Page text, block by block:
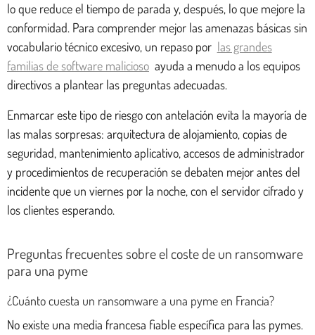
lo que reduce el tiempo de parada y, después, lo que mejore la
conformidad. Para comprender mejor las amenazas básicas sin
vocabulario técnico excesivo, un repaso por las grandes
familias de software malicioso ayuda a menudo a los equipos
directivos a plantear las preguntas adecuadas.
Enmarcar este tipo de riesgo con antelación evita la mayoría de
las malas sorpresas: arquitectura de alojamiento, copias de
seguridad, mantenimiento aplicativo, accesos de administrador
y procedimientos de recuperación se debaten mejor antes del
incidente que un viernes por la noche, con el servidor cifrado y
los clientes esperando.
Preguntas frecuentes sobre el coste de un ransomware
para una pyme
¿Cuánto cuesta un ransomware a una pyme en Francia?
No existe una media francesa fiable específica para las pymes.